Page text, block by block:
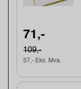
71,-
109,-
57,- Eks. Mva.